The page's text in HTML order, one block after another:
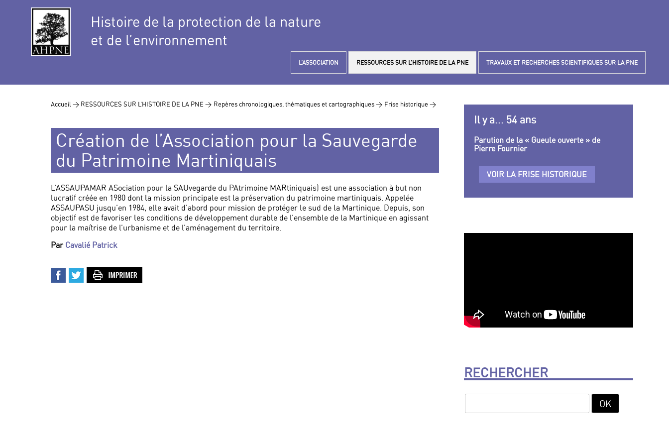
Histoire de la protection de la nature
et de l’environnement
L’ASSOCIATION RESSOURCES SUR L’HISTOIRE DE LA PNE TRAVAUX ET RECHERCHES SCIENTIFIQUES SUR LA PNE
Accueil > RESSOURCES SUR L’HISTOIRE DE LA PNE > Repères chronologiques, thématiques et cartographiques > Frise historique >
Création de l’Association pour la Sauvegarde
du Patrimoine Martiniquais
L’ASSAUPAMAR ASociation pour la SAUvegarde du PAtrimoine MARtiniquais) est une association à but non
lucratif créée en 1980 dont la mission principale est la préservation du patrimoine martiniquais. Appelée
ASSAUPASU jusqu’en 1984, elle avait d’abord pour mission de protéger le sud de la Martinique. Depuis, son
objectif est de favoriser les conditions de développement durable de l’ensemble de la Martinique en agissant
pour la maîtrise de l’urbanisme et de l’aménagement du territoire.
Par Cavalié Patrick
Il y a... 54 ans
Parution de la « Gueule ouverte » de
Pierre Fournier
VOIR LA FRISE HISTORIQUE
RECHERCHER